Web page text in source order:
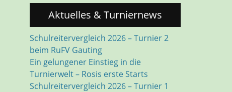
Aktuelles & Turniernews
Schulreitervergleich 2026 – Turnier 2
beim RuFV Gauting
Ein gelungener Einstieg in die
Turnierwelt – Rosis erste Starts
Schulreitervergleich 2026 – Turnier 1